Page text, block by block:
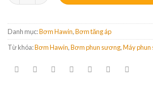
Danh mục:Bơm Hawin,Bơm tăng áp
Từ khóa:Bơm Hawin,Bơm phun sương,Máy